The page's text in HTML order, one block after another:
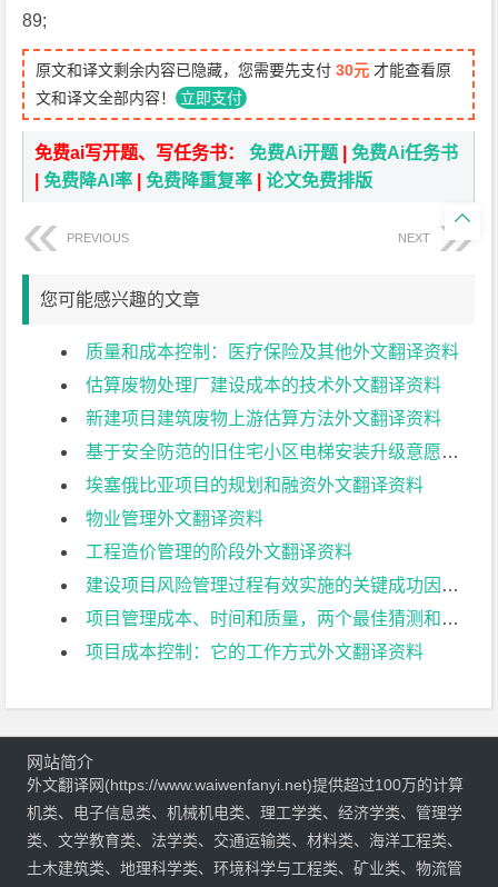
89;
原文和译文剩余内容已隐藏，您需要先支付30元 才能查看原
文和译文全部内容！ 立即支付
免费ai写开题、写任务书：免费Ai开题 |免费Ai任务书
|免费降AI率 |免费降重复率 |论文免费排版
PREVIOUS NEXT
您可能感兴趣的文章
质量和成本控制：医疗保险及其他外文翻译资料
估算废物处理厂建设成本的技术外文翻译资料
新建项目建筑废物上游估算方法外文翻译资料
基于安全防范的旧住宅小区电梯安装升级意愿路径研究外文翻译资料
埃塞俄比亚项目的规划和融资外文翻译资料
物业管理外文翻译资料
工程造价管理的阶段外文翻译资料
建设项目风险管理过程有效实施的关键成功因素模型外文翻译资料
项目管理成本、时间和质量，两个最佳猜测和一个现象，是接受其他成功标准的时间了外文翻译资料
项目成本控制：它的工作方式外文翻译资料

网站简介
外文翻译网(https://www.waiwenfanyi.net)提供超过100万的计算
机类、电子信息类、机械机电类、理工学类、经济学类、管理学
类、文学教育类、法学类、交通运输类、材料类、海洋工程类、
土木建筑类、地理科学类、环境科学与工程类、矿业类、物流管